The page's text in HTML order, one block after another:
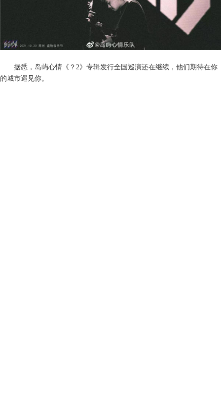
据悉， 岛屿心情 《？ 2》 专辑发行全国巡演还在继续 ， 他们期待在你
的城市遇见你。